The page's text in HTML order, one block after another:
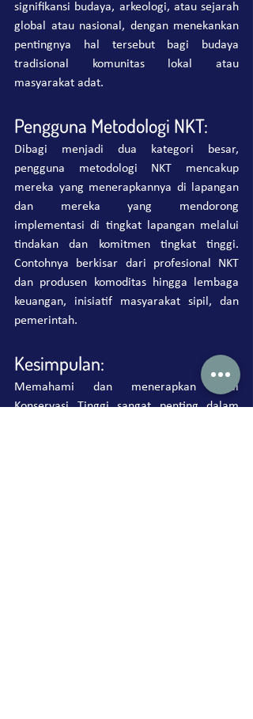
signifikansi budaya, arkeologi, atau sejarah
global atau nasional, dengan menekankan
pentingnya hal tersebut bagi budaya
tradisional komunitas lokal atau
masyarakat adat.
Pengguna Metodologi NKT:
Dibagi menjadi dua kategori besar,
pengguna metodologi NKT mencakup
mereka yang menerapkannya di lapangan
dan mereka yang mendorong
implementasi di tingkat lapangan melalui
tindakan dan komitmen tingkat tinggi.
Contohnya berkisar dari profesional NKT
dan produsen komoditas hingga lembaga
keuangan, inisiatif masyarakat sipil, dan
pemerintah.
Kesimpulan:
Memahami dan menerapkan Nilai
Konservasi Tinggi sangat penting dalam